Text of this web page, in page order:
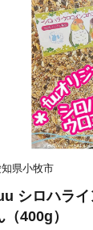
県小牧市
シロハラ
（400g）